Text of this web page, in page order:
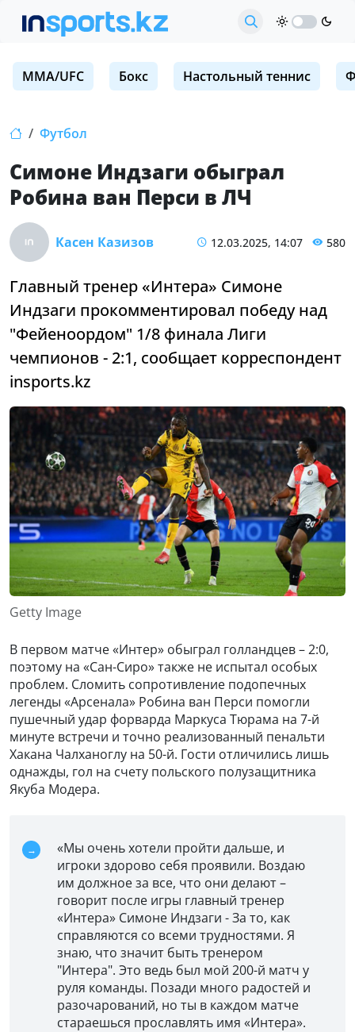
MMA/UFC Бокс Настольный теннис
Футбол
Симоне Индзаги обыграл
Робина ван Перси в ЛЧ
Касен Казизов 12.03.2025, 14:07 580
Главный тренер «Интера» Симоне
Индзаги прокомментировал победу над
"Фейеноордом" 1/8 финала Лиги
чемпионов - 2:1, сообщает корреспондент
insports.kz
Getty Image
В первом матче «Интер» обыграл голландцев – 2:0,
поэтому на «Сан-Сиро» также не испытал особых
проблем. Сломить сопротивление подопечных
легенды «Арсенала» Робина ван Перси помогли
пушечный удар форварда Маркуса Тюрама на 7-й
минуте встречи и точно реализованный пенальти
Хакана Чалханоглу на 50-й. Гости отличились лишь
однажды, гол на счету польского полузащитника
Якуба Модера.
«Мы очень хотели пройти дальше, и
игроки здорово себя проявили. Воздаю
им должное за все, что они делают –
говорит после игры главный тренер
«Интера» Симоне Индзаги - За то, как
справляются со всеми трудностями. Я
знаю, что значит быть тренером
"Интера". Это ведь был мой 200-й матч у
руля команды. Позади много радостей и
разочарований, но ты в каждом матче
стараешься прославлять имя «Интера».